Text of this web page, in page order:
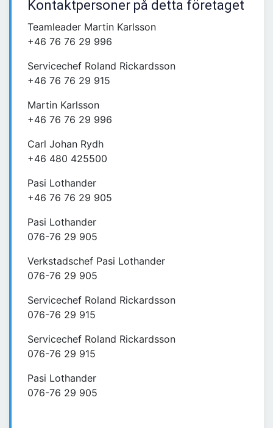
Kontaktpersoner på detta företaget
Teamleader Martin Karlsson
+46 76 76 29 996
Servicechef Roland Rickardsson
+46 76 76 29 915
Martin Karlsson
+46 76 76 29 996
Carl Johan Rydh
+46 480 425500
Pasi Lothander
+46 76 76 29 905
Pasi Lothander
076-76 29 905
Verkstadschef Pasi Lothander
076-76 29 905
Servicechef Roland Rickardsson
076-76 29 915
Servicechef Roland Rickardsson
076-76 29 915
Pasi Lothander
076-76 29 905